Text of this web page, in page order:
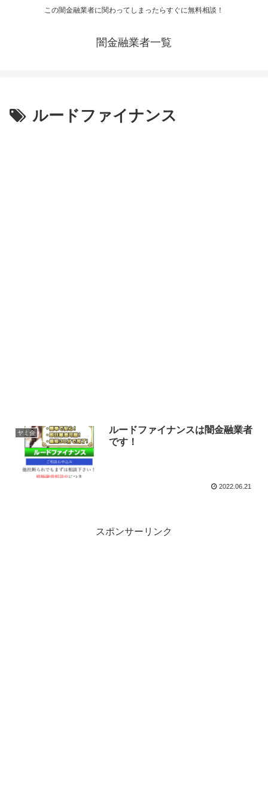
この闇金融業者に関わってしまったらすぐに無料相談！
闇金融業者一覧
ルードファイナンス
ヤミ金
ルードファイナンスは闇金融業者
です！
2022.06.21
スポンサーリンク